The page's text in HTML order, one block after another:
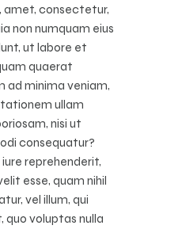
amet, consectetur,
non numquam eius
ut labore et
quaerat
ad minima veniam,
ullam
nisi ut
consequatur?
reprehenderit,
esse, quam nihil
vel illum, qui
quo voluptas nulla